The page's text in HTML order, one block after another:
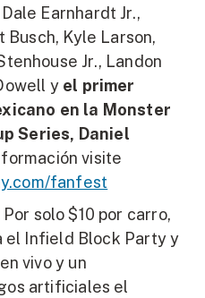
Earnhardt Jr.,
Busch, Kyle Larson,
Jr., Landon
y el primer
en la Monster
Series, Daniel
visite
fanfest
Por solo $10 por carro,
el Infield Block Party y
vivo y un
artificiales el